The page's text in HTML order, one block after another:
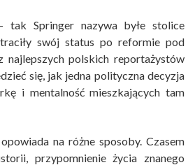
tak Springer nazywa byłe stolice
swój status po reformie pod
najlepszych polskich reportażystów
się, jak jedna polityczna decyzja
i mentalność mieszkających tam
na różne sposoby. Czasem
przypomnienie życia znanego